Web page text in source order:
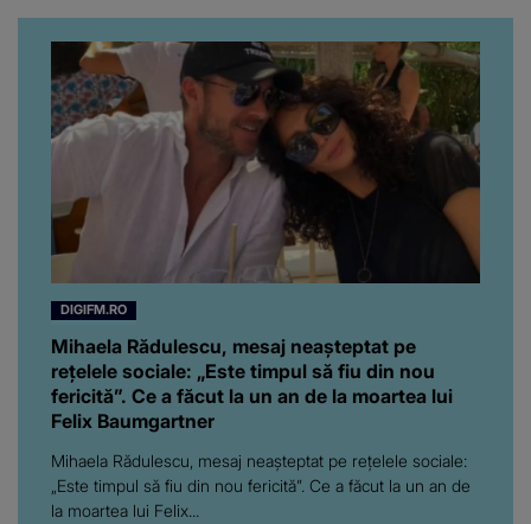
artistă i-a lăsat MASCĂ
pe toți. De data aceasta,
chiar a rupt tăcerea:
”Poate că aveam să ne
spunem, să ne...”
DIGIFM.RO
Mihaela Rădulescu, mesaj neașteptat pe
rețelele sociale: „Este timpul să fiu din nou
fericită”. Ce a făcut la un an de la moartea lui
Felix Baumgartner
Mihaela Rădulescu, mesaj neașteptat pe rețelele sociale:
„Este timpul să fiu din nou fericită”. Ce a făcut la un an de
la moartea lui Felix...